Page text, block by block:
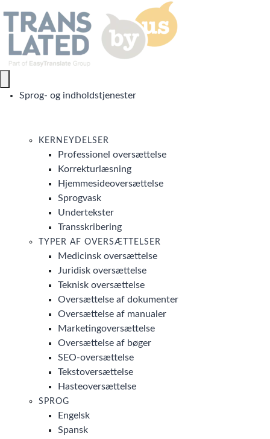
Sprog- og indholdstjenester
KERNEYDELSER
Professionel oversættelse
Korrekturlæsning
Hjemmesideoversættelse
Sprogvask
Undertekster
Transskribering
TYPER AF OVERSÆTTELSER
Medicinsk oversættelse
Juridisk oversættelse
Teknisk oversættelse
Oversættelse af dokumenter
Oversættelse af manualer
Marketingoversættelse
Oversættelse af bøger
SEO-oversættelse
Tekstoversættelse
Hasteoversættelse
SPROG
Engelsk
Spansk